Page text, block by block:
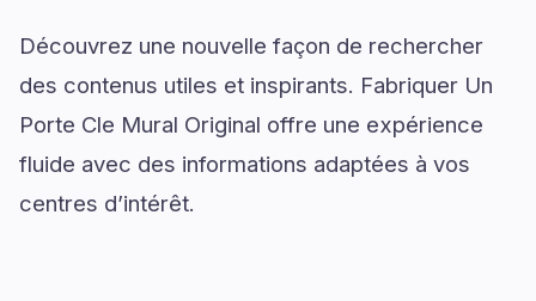
Découvrez une nouvelle façon de rechercher
des contenus utiles et inspirants. Fabriquer Un
Porte Cle Mural Original offre une expérience
fluide avec des informations adaptées à vos
centres d’intérêt.